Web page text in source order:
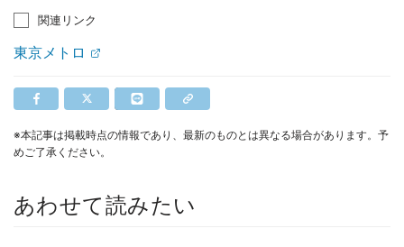
関連リンク
東京メトロ
※本記事は掲載時点の情報であり、最新のものとは異なる場合があります。予
めご了承ください。
あわせて読みたい